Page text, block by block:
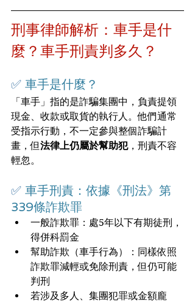
刑事律師解析：車手是什
麼？車手刑責判多久？
✅ 車手是什麼？
「車手」指的是詐騙集團中，負責提領
現金、收款或取貨的執行人。他們通常
受指示行動，不一定參與整個詐騙計
畫，但法律上仍屬於幫助犯，刑責不容
輕忽。
✅ 車手刑責：依據《刑法》第
339條詐欺罪
一般詐欺罪：處5年以下有期徒刑，
得併科罰金
幫助詐欺（車手行為）：同樣依照
詐欺罪減輕或免除刑責，但仍可能
判刑
若涉及多人、集團犯罪或金額龐